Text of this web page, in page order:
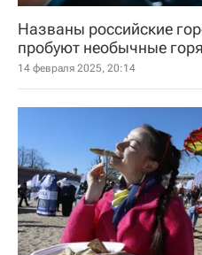
Названы российские
пробуют необычные
14 февраля 2025, 20:14